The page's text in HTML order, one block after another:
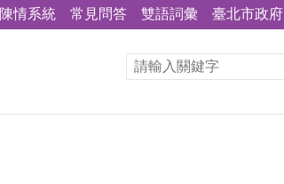
陳情系統 常見問答 雙語詞彙 臺北市政府